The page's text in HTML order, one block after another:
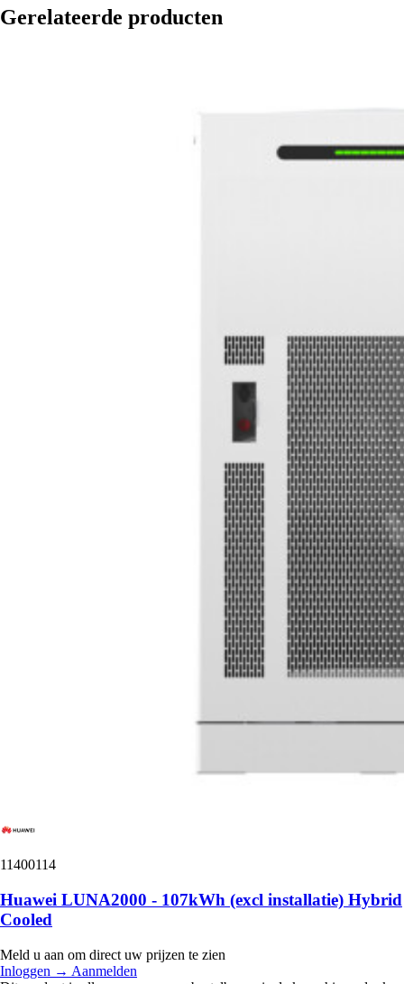
Gerelateerde producten
11400114
Huawei LUNA2000 - 107kWh (excl installatie) Hybrid
Cooled
Meld u aan om direct uw prijzen te zien
Inloggen → Aanmelden